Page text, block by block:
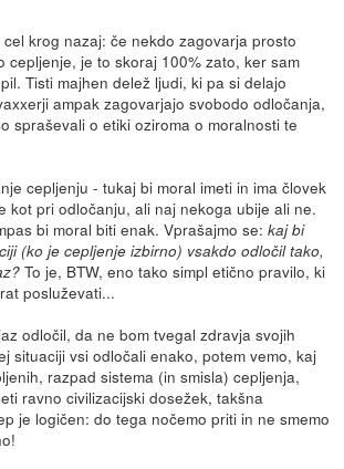
krog nazaj: če nekdo zagovarja prosto
cepljenje, je to skoraj 100% zato, ker sam
Tisti majhen delež ljudi, ki pa si delajo
ampak zagovarjajo svobodo odločanja,
spraševali o etiki oziroma o moralnosti te
cepljenju - tukaj bi moral imeti in ima človek
kot pri odločanju, ali naj nekoga ubije ali ne.
bi moral biti enak. Vprašajmo se:kaj bi
(ko je cepljenje izbirno) vsakdo odločil tako,
To je, BTW, eno tako simpl etično pravilo, ki
posluževati...
odločil, da ne bom tvegal zdravja svojih
situaciji vsi odločali enako, potem vemo, kaj
razpad sistema (in smisla) cepljenja,
ravno civilizacijski dosežek, takšna
je logičen: do tega nočemo priti in ne smemo